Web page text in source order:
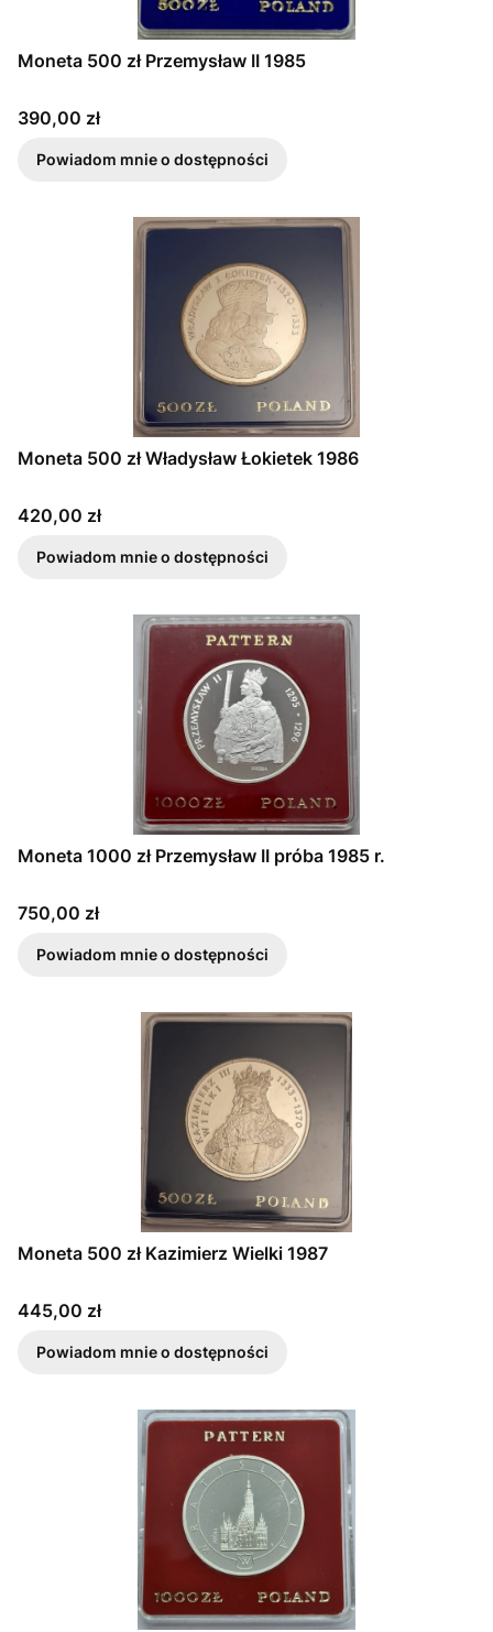
Moneta 500 zł Przemysław II 1985
Cena
390,00 zł
Powiadom mnie o dostępności
Moneta 500 zł Władysław Łokietek 1986
Cena
420,00 zł
Powiadom mnie o dostępności
Moneta 1000 zł Przemysław II próba 1985 r.
Cena
750,00 zł
Powiadom mnie o dostępności
Moneta 500 zł Kazimierz Wielki 1987
Cena
445,00 zł
Powiadom mnie o dostępności